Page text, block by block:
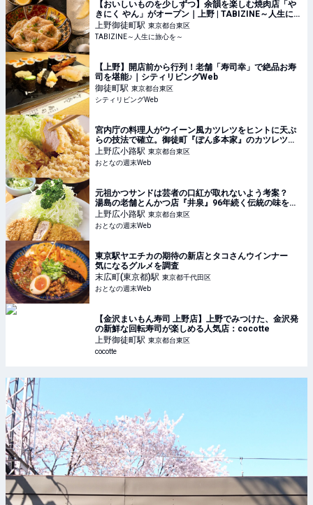
【おいしいものを少しずつ】余韻を楽しむ焼肉店「や
きにく やん」がオープン｜上野 | TABIZINE～人生に旅
心を～
上野御徒町駅 東京都台東区
TABIZINE～人生に旅心を～
【上野】開店前から行列！老舗「寿司幸」で絶品お寿
司を堪能♪｜シティリビングWeb
御徒町駅 東京都台東区
シティリビングWeb
宮内庁の料理人がウイーン風カツレツをヒントに天ぷ
らの技法で確立。御徒町『ぽん多本家』のカツレツを
実食
上野広小路駅 東京都台東区
おとなの週末Web
元祖かつサンドは芸者の口紅が取れないよう考案？
湯島の老舗とんかつ店『井泉』96年続く伝統の味を体
験
上野広小路駅 東京都台東区
おとなの週末Web
東京駅ヤエチカの期待の新店とタコさんウインナー
気になるグルメを調査
末広町(東京都)駅 東京都千代田区
おとなの週末Web
【金沢まいもん寿司 上野店】上野でみつけた、金沢発
の新鮮な回転寿司が楽しめる人気店：cocotte
上野御徒町駅 東京都台東区
cocotte